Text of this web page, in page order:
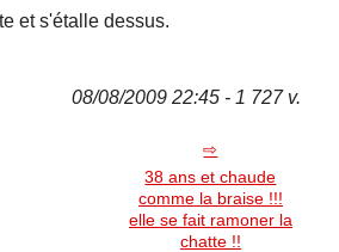
et s'étalle dessus.
08/08/2009 22:45 - 1 727 v.
38 ans et chaude
comme la braise !!!
elle se fait ramoner la
chatte !!